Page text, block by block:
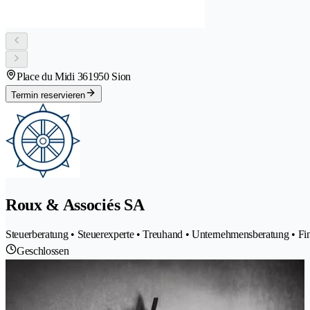
Place du Midi 361950 Sion
Termin reservieren
Roux & Associés SA
Steuerberatung • Steuerexperte • Treuhand • Unternehmensberatung •
Geschlossen